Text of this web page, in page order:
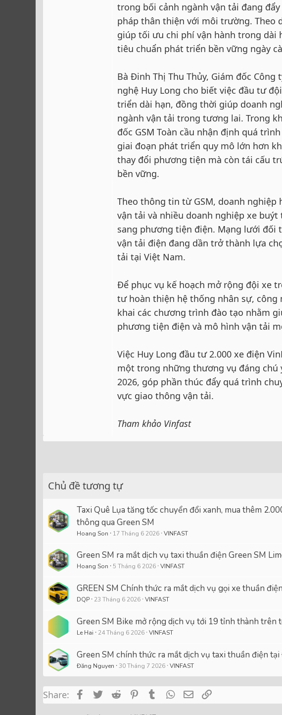
trong bối cảnh ngành vận tải đang
pháp thân thiện với môi trường. Theo
giúp tối ưu chi phí vận hành trong dài
tiêu chuẩn phát triển bền vững ngày
Bà Đinh Thị Thu Thủy, Giám đốc Công
nghệ Huy Long cho biết việc đầu tư
triển dài hạn, đồng thời giúp doanh
ngành vận tải trong tương lai. Trong
đốc GSM Toàn cầu nhận định quá
giai đoạn phát triển quy mô lớn hơn
thay đổi phương tiện mà còn tái cấu
bền vững.
Theo thông tin từ GSM, doanh nghiệp
vận tải và nhiều doanh nghiệp xe
sang phương tiện điện. Mạng lưới đối
vận tải điện đang dần trở thành lựa
tải tại Việt Nam.
Để phục vụ kế hoạch mở rộng đội xe
tư hoàn thiện hệ thống nhân sự,
khai các chương trình đào tạo nhằm
phương tiện điện và mô hình vận tải
Việc Huy Long đầu tư 2.000 xe điện
một trong những thương vụ đáng chú
2026, góp phần thúc đẩy quá trình
vực giao thông vận tải.
Tham khảo Vinfast
Chủ đề tương tự
Taxi Quê Lụa tăng tốc chuyển đổi xanh, mua thêm
thông qua Green SM
Hoang Son 17 Tháng 6 2026 VINFAST
Green SM ra mắt dịch vụ taxi thuần điện Green SM
Hoang Son 5 Tháng 6 2026 VINFAST
GREEN SM Chính thức ra mắt dịch vụ gọi xe thuần
DQP 23 Tháng 6 2026 VINFAST
Green SM Bike mở rộng dịch vụ tới 19 tỉnh thành trên
Le Hai 24 Tháng 6 2026 VINFAST
Green SM chính thức ra mắt dịch vụ taxi thuần điện
Đăng Nguyen 30 Tháng 7 2026 VINFAST
Share: FacebookTwitterReddit PinterestTumblrWhatsApp
Email